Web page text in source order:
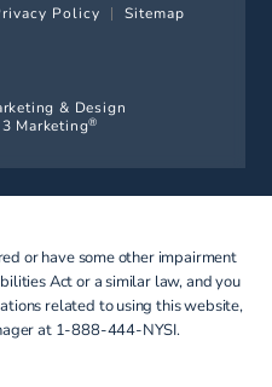
Policy Sitemap
& Design
Marketing®
or have some other impairment
Act or a similar law, and you
related to using this website,
at 1-888-444-NYSI.